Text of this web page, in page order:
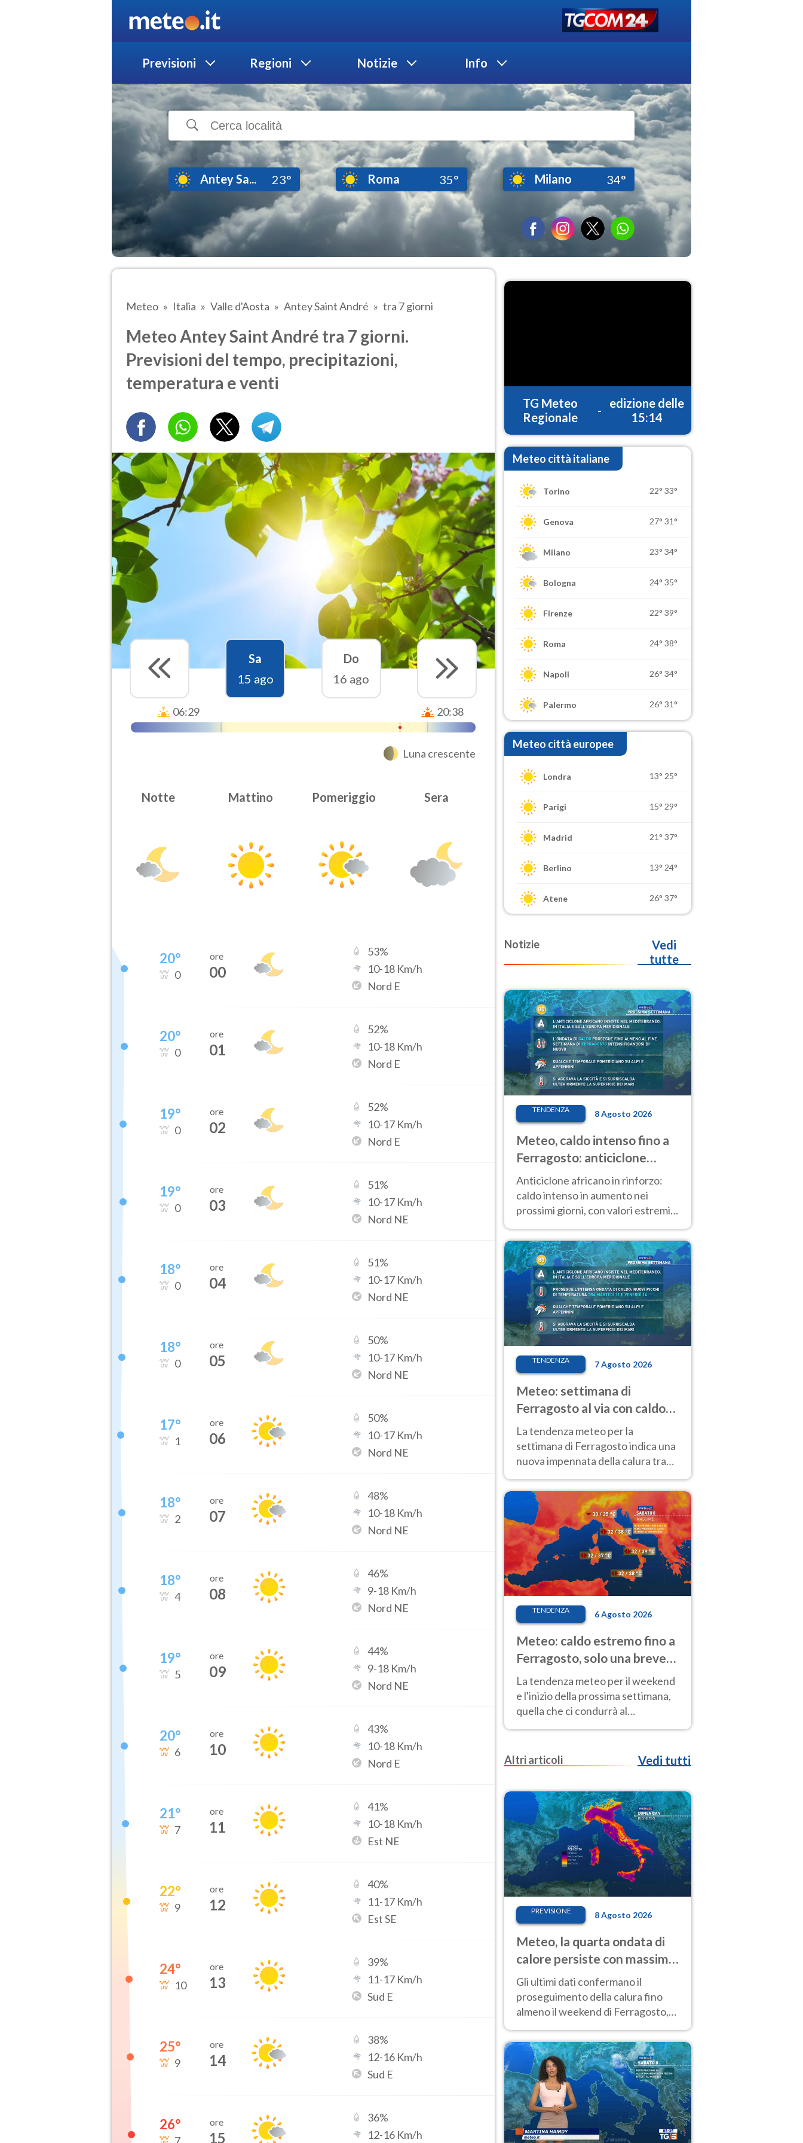
Previsioni Regioni Notizie Info
Antey Sa... 23° Roma 35° Milano 34°
Meteo Italia Valle d'Aosta Antey Saint André tra 7 giorni
Meteo Antey Saint André tra 7 giorni.
Previsioni del tempo, precipitazioni,
temperatura e venti
Sa
15 ago
Do
16 ago
06:29 20:38
Luna crescente
Notte Mattino Pomeriggio Sera
20°
0
ore
00
53%
10-18 Km/h
Nord E
20°
0
ore
01
52%
10-18 Km/h
Nord E
19°
0
ore
02
52%
10-17 Km/h
Nord E
19°
0
ore
03
51%
10-17 Km/h
Nord NE
18°
0
ore
04
51%
10-17 Km/h
Nord NE
18°
0
ore
05
50%
10-17 Km/h
Nord NE
17°
1
ore
06
50%
10-17 Km/h
Nord NE
18°
2
ore
07
48%
10-18 Km/h
Nord NE
18°
4
ore
08
46%
9-18 Km/h
Nord NE
19°
5
ore
09
44%
9-18 Km/h
Nord NE
20°
6
ore
10
43%
10-18 Km/h
Nord E
21°
7
ore
11
41%
10-18 Km/h
Est NE
22°
9
ore
12
40%
11-17 Km/h
Est SE
24°
10
ore
13
39%
11-17 Km/h
Sud E
25°
9
ore
14
38%
12-16 Km/h
Sud E
26° ore
15
36%
12-16 Km/h
TG Meteo
Regionale
-
edizione delle
15:14
Meteo città italiane
Torino 22° 33°
Genova 27° 31°
Milano 23° 34°
Bologna 24° 35°
Firenze 22° 39°
Roma 24° 38°
Napoli 26° 34°
Palermo 26° 31°
Meteo città europee
Londra 13° 25°
Parigi 15° 29°
Madrid 21° 37°
Berlino 13° 24°
Atene 26° 37°
Notizie
Vedi
tutte
TENDENZA 8 Agosto 2026
Meteo, caldo intenso fino a
Ferragosto: anticiclone
africano ancora
protagonista
Anticiclone africano in rinforzo:
caldo intenso in aumento nei
prossimi giorni, con valori estremi
d’Italia
TENDENZA 7 Agosto 2026
Meteo: settimana di
Ferragosto al via con caldo
intenso e qualche temporale
La tendenza meteo per la
settimana di Ferragosto indica una
nuova impennata della calura tra
anche al Nord.
TENDENZA 6 Agosto 2026
Meteo: caldo estremo fino a
Ferragosto, solo una breve
pausa. Ecco dove
La tendenza meteo per il weekend
e l'inizio della prossima settimana,
quella che ci condurrà al
Ferragosto, vede ancora
Altri articoli
Vedi tutti
PREVISIONE 8 Agosto 2026
Meteo, la quarta ondata di
calore persiste con massime
sempre molto elevate
Gli ultimi dati confermano il
proseguimento della calura fino
almeno il weekend di Ferragosto,
intensificazione prossima
settimana